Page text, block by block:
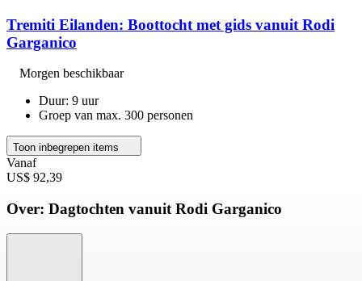
Tremiti Eilanden: Boottocht met gids vanuit Rodi
Garganico
Morgen beschikbaar
Duur: 9 uur
Groep van max. 300 personen
Toon inbegrepen items
Vanaf
US$ 92,39
Over: Dagtochten vanuit Rodi Garganico